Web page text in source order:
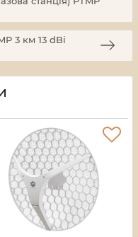
3 км 13 dBi